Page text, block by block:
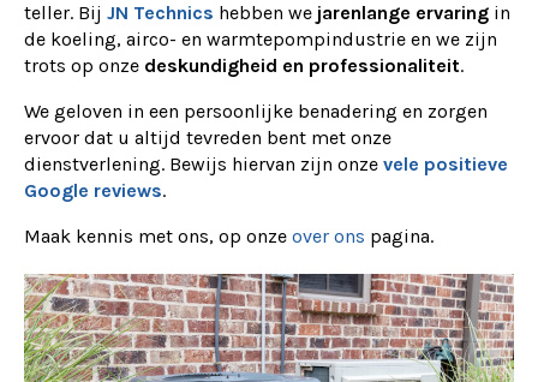
teller. Bij JN Technics hebben we jarenlange ervaring in
de koeling, airco- en warmtepompindustrie en we zijn
trots op onze deskundigheid en professionaliteit.
We geloven in een persoonlijke benadering en zorgen
ervoor dat u altijd tevreden bent met onze
dienstverlening. Bewijs hiervan zijn onze vele positieve
Google reviews.
Maak kennis met ons, op onze over ons pagina.